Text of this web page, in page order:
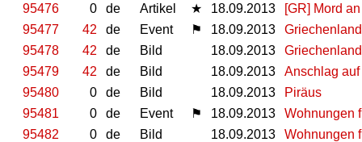
95476
0 de Artikel ★ 18.09.2013
[GR] Mord
95477
42 de Event ⚑ 18.09.2013
95478
42 de Bild 18.09.2013
95479
42 de Bild 18.09.2013
Anschlag
95480
0 de Bild 18.09.2013
Piräus
95481
0 de Event ⚑ 18.09.2013
Wohnungen
95482
0 de Bild 18.09.2013
Wohnungen